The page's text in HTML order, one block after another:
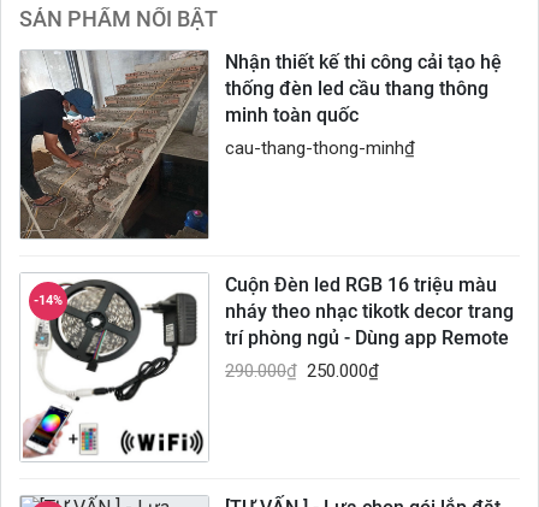
SẢN PHẨM NỔI BẬT
Nhận thiết kế thi công cải tạo hệ
thống đèn led cầu thang thông
minh toàn quốc
cau-thang-thong-minh₫
-14%
Cuộn Đèn led RGB 16 triệu màu
nháy theo nhạc tikotk decor trang
trí phòng ngủ - Dùng app Remote
290.000₫ 250.000₫